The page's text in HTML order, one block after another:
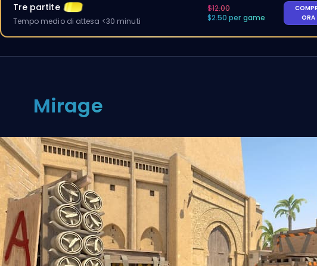
Tre partite
Tempo medio di attesa <30 minuti
$12.00
$2.50 per game
ORA
Mirage